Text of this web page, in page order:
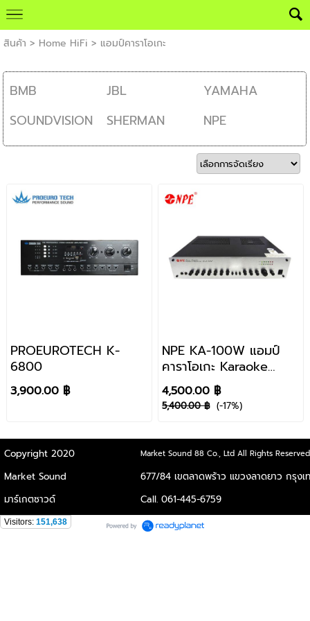
สินค้า > Home HiFi > แอมป์คาราโอเกะ
BMB JBL
YAMAHA
SOUNDVISION
SHERMAN NPE
PROEUROTECH K-
6800
3,900.00 ฿
NPE KA-100W แอมป์
คาราโอเกะ Karaoke
Amplifier 50W rms.
@8Ohm
4,500.00 ฿
5,400.00 ฿ (-17%)
Copyright 2020 Market Sound 88 Co., Ltd All Rights
Market Sound 677/84 เขตลาดพร้าว แขวงลาดยาว กรุง
มาร์เกตซาวด์
Call. 061-445-6759
Visitors: 151,638